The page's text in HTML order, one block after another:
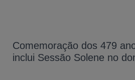
Comemoração dos 479
inclui Sessão Solene no